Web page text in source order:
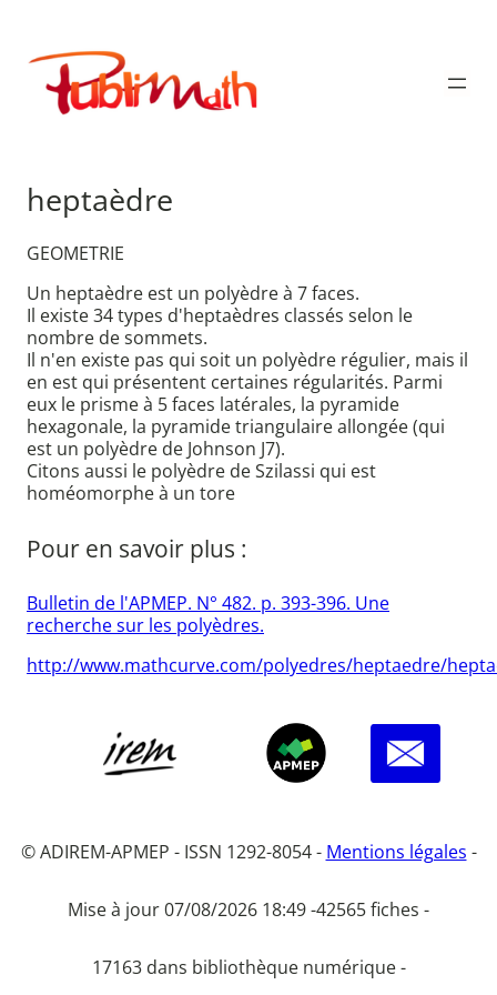
contenu
Publimath
heptaèdre
GEOMETRIE
Un heptaèdre est un polyèdre à 7 faces.
Il existe 34 types d'heptaèdres classés selon le
nombre de sommets.
Il n'en existe pas qui soit un polyèdre régulier, mais il
en est qui présentent certaines régularités. Parmi
eux le prisme à 5 faces latérales, la pyramide
hexagonale, la pyramide triangulaire allongée (qui
est un polyèdre de Johnson J7).
Citons aussi le polyèdre de Szilassi qui est
homéomorphe à un tore
Pour en savoir plus :
Bulletin de l'APMEP. N° 482. p. 393-396. Une
recherche sur les polyèdres.
http://www.mathcurve.com/polyedres/heptaedre/
© ADIREM-APMEP - ISSN 1292-8054 - Mentions légales -
Mise à jour 07/08/2026 18:49 -42565 fiches -
17163 dans bibliothèque numérique -